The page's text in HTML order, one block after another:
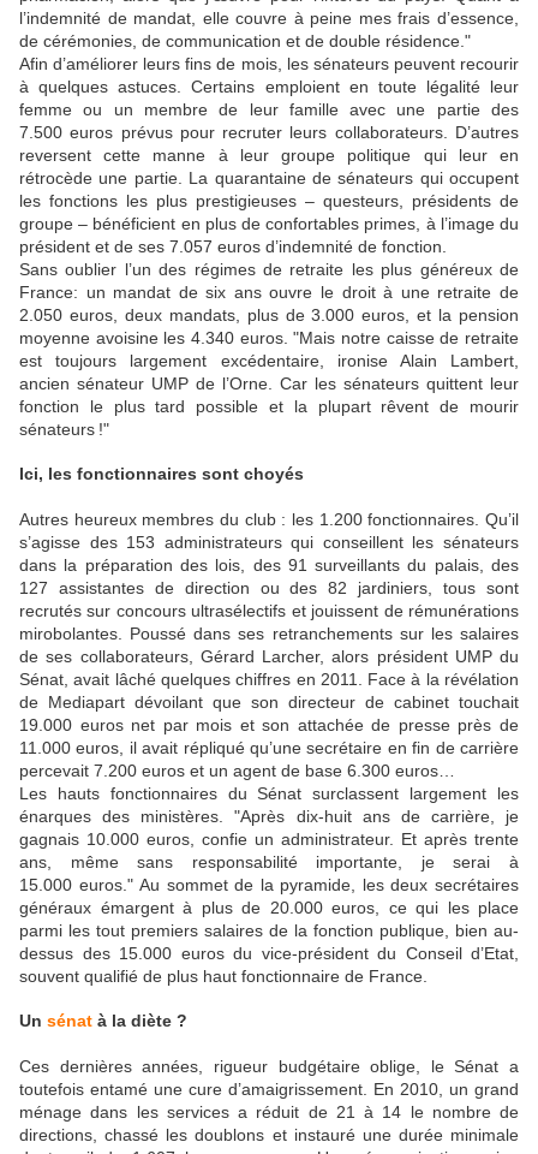
l’indemnité de mandat, elle couvre à peine mes frais d’essence,
de cérémonies, de communication et de double résidence."
Afin d’améliorer leurs fins de mois, les sénateurs peuvent recourir
à quelques astuces. Certains emploient en toute légalité leur
femme ou un membre de leur famille avec une partie des
7.500 euros prévus pour recruter leurs collaborateurs. D’autres
reversent cette manne à leur groupe politique qui leur en
rétrocède une partie. La quarantaine de sénateurs qui occupent
les fonctions les plus prestigieuses – questeurs, présidents de
groupe – bénéficient en plus de confortables primes, à l’image du
président et de ses 7.057 euros d’indemnité de fonction.
Sans oublier l’un des régimes de retraite les plus généreux de
France: un mandat de six ans ouvre le droit à une retraite de
2.050 euros, deux mandats, plus de 3.000 euros, et la pension
moyenne avoisine les 4.340 euros. "Mais notre caisse de retraite
est toujours largement excédentaire,
ironise Alain Lambert,
ancien sénateur UMP de l’Orne. Car les sénateurs quittent leur
fonction le plus tard possible et la plupart rêvent de mourir
sénateurs !"
Ici, les fonctionnaires sont choyés
Autres heureux membres du club : les 1.200 fonctionnaires. Qu’il
s’agisse des 153 administrateurs qui conseillent les sénateurs
dans la préparation des lois, des 91 surveillants du palais, des
127 assistantes de direction ou des 82 jardiniers, tous sont
recrutés sur concours ultrasélectifs et jouissent de rémunérations
mirobolantes. Poussé dans ses retranchements sur les salaires
de ses collaborateurs, Gérard Larcher, alors président UMP du
Sénat, avait lâché quelques chiffres en 2011. Face à la révélation
de Mediapart dévoilant que son directeur de cabinet touchait
19.000 euros net par mois et son attachée de presse près de
11.000 euros, il avait répliqué qu’une secrétaire en fin de carrière
percevait 7.200 euros et un agent de base 6.300 euros…
Les hauts fonctionnaires du Sénat surclassent largement les
énarques des ministères. "Après dix-huit ans de carrière, je
gagnais 10.000 euros,
confie un administrateur. Et après trente
ans, même sans responsabilité importante, je serai à
15.000 euros."Au sommet de la pyramide, les deux secrétaires
généraux émargent à plus de 20.000 euros, ce qui les place
parmi les tout premiers salaires de la fonction publique, bien au-
dessus des 15.000 euros du vice-président du Conseil d’Etat,
souvent qualifié de plus haut fonctionnaire de France.
Un sénat à la diète ?
Ces dernières années, rigueur budgétaire oblige, le Sénat a
toutefois entamé une cure d’amaigrissement. En 2010, un grand
ménage dans les services a réduit de 21 à 14 le nombre de
directions, chassé les doublons et instauré une durée minimale